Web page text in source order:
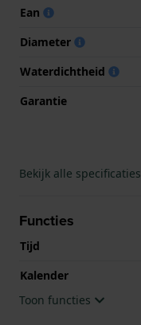
Ean
Diameter
Waterdichtheid
Garantie
Bekijk alle specificaties
Functies
Tijd
Kalender
Toon functies